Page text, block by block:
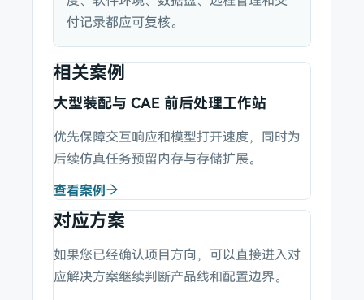
付记录都应可复核。
相关案例
大型装配与 CAE 前后处理工作站
优先保障交互响应和模型打开速度，同时为
后续仿真任务预留内存与存储扩展。
查看案例
对应方案
如果您已经确认项目方向，可以直接进入对
应解决方案继续判断产品线和配置边界。